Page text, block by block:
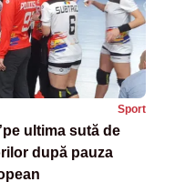
Sport
ultima sută de
după pauza